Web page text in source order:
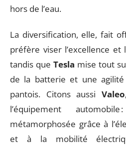
hors de l’eau.
La diversification, elle, fait
préfère viser l’excellence
tandis que Tesla mise tout
de la batterie et une
pantois. Citons aussi Valeo
l’équipement
métamorphosée grâce à
et à la mobilité